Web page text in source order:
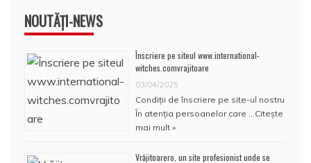
NOUTĂȚI-NEWS
Înscriere pe siteul www.international-
witches.comvrajitoare
03/04/2025
Condiţii de înscriere pe site-ul nostru
În atenţia persoanelor care … Citește
mai mult »
Vrăjitoarero, un site profesionist unde se